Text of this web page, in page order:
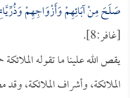
صَلَحَ مِنْ آبَائِهِمْ وَأَزْوَاجِهِمْ
[غافر:8].
يقص الله علينا ما تقوله
الملائكة، وأشراف الملائكة،